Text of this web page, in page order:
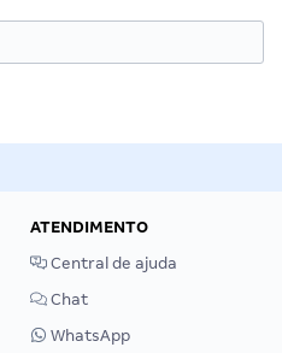
ATENDIMENTO
Central de ajuda
Chat
WhatsApp